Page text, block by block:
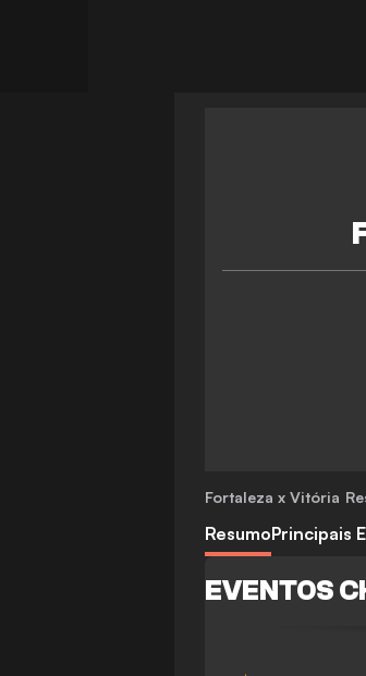
Fortaleza x Vitória
ResumoPrincipais
EVENTOS